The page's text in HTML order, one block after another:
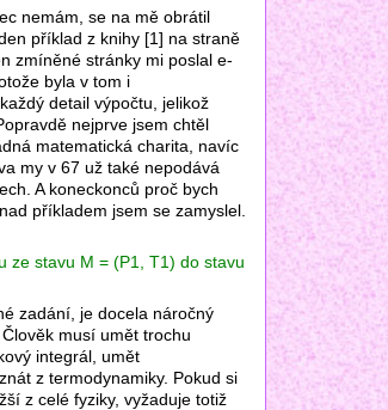
nemám, se na mě obrátil
příklad z knihy [1] na straně
zmíněné stránky mi poslal e-
byla v tom i
detail výpočtu, jelikož
nejprve jsem chtěl
matematická charita, navíc
my v 67 už také nepodává
A koneckonců proč bych
příkladem jsem se zamyslel.
ze stavu M = (P1, T1) do stavu
zadání, je docela náročný
musí umět trochu
integrál, umět
z termodynamiky. Pokud si
z celé fyziky, vyžaduje totiž